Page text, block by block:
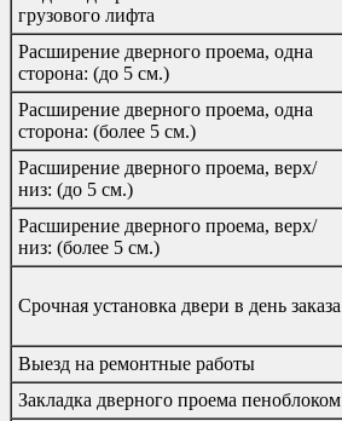
грузового лифта
Расширение дверного проема, одна
сторона: (до 5 см.)
Расширение дверного проема, одна
сторона: (более 5 см.)
Расширение дверного проема, верх/
низ: (до 5 см.)
Расширение дверного проема, верх/
низ: (более 5 см.)
Срочная установка двери в день заказа
Выезд на ремонтные работы
Закладка дверного проема пеноблоком